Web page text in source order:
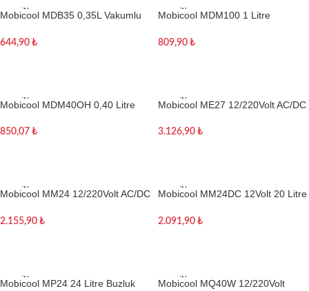
TÜKEN
DI
Mobicool MDB35 0,35L Vakumlu
Seyahat Bardağı /Termos
644,90 ₺
TÜKEN
DI
Mobicool MDM100 1 Litre
Çelik Termos
809,90 ₺
TÜKEN
DI
Mobicool MDM40OH 0,40 Litre
Çelik Seyahat Bardağı
850,07 ₺
TÜKEN
DI
Mobicool ME27 12/220Volt AC/DC
3.126,90 ₺
TÜKEN
DI
Mobicool MM24 12/220Volt AC/DC
2.155,90 ₺
TÜKEN
DI
Mobicool MM24DC 12Volt 20 Litre
2.091,90 ₺
TÜKEN
DI
Mobicool MP24 24 Litre Buzluk
TÜKEN
DI
Mobicool MQ40W 12/220Volt